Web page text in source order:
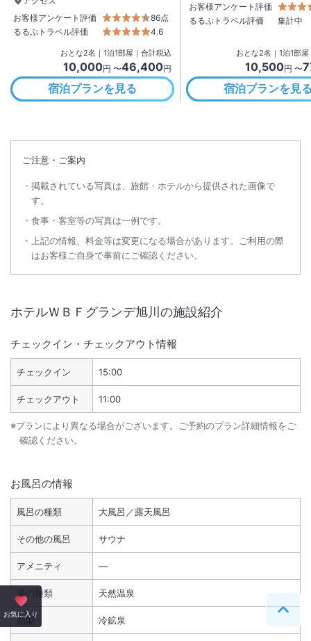
お客様アンケート評価
86点
るるぶトラベル評価
4.6
おとな2名 ｜ 1泊1部屋｜合計税込
10,000円 〜46,400円
宿泊プランを見る
お客様アンケート評価
るるぶトラベル評価
集計中
おとな2名 ｜ 1泊1部屋
10,500円 〜
宿泊プランを見
ご注意・ご案内
掲載されている写真は、旅館・ホテルから提供された画像で
す。
食事・客室等の写真は一例です。
上記の情報、料金等は変更になる場合があります。ご利用の際
はお客様ご自身で事前にご確認ください。
ホテルＷＢＦグランデ旭川 の施設紹介
チェックイン・チェックアウト情報
チェックイン 15:00
チェックアウト 11:00
※プランにより異なる場合がございます。ご予約のプラン詳細情報をご
確認ください。
お風呂の情報
風呂の種類 大風呂／露天風呂
その他の風呂 サウナ
アメニティ ―
湯の種類 天然温泉
効能 冷鉱泉
お気に入り ペー